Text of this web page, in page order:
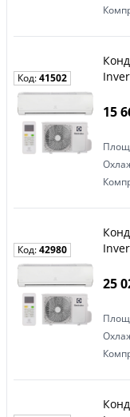
Код:41502
15
Код:42980
25